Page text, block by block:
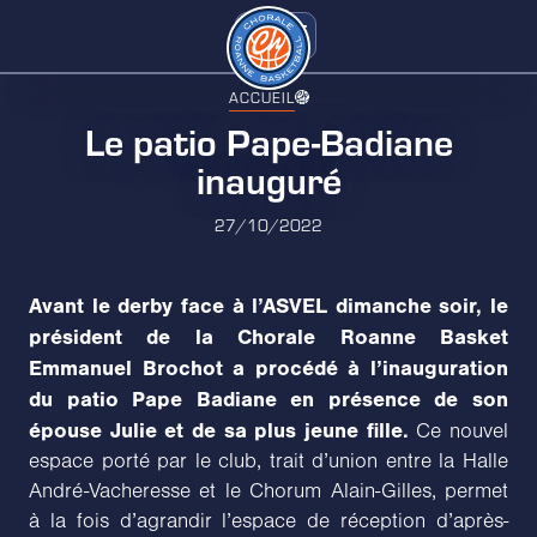
ACCUEIL
Le patio Pape-Badiane
inauguré
27/10/2022
Avant le derby face à l’ASVEL dimanche soir, le
président de la Chorale Roanne Basket
Emmanuel Brochot a procédé à l’inauguration
du patio Pape Badiane en présence de son
épouse Julie et de sa plus jeune fille. Ce nouvel
espace porté par le club, trait d’union entre la Halle
André-Vacheresse et le Chorum Alain-Gilles, permet
à la fois d’agrandir l’espace de réception d’après-